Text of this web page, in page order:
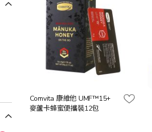
Comvita 康維他 UMF™15+
麥蘆卡蜂蜜便攜裝12包